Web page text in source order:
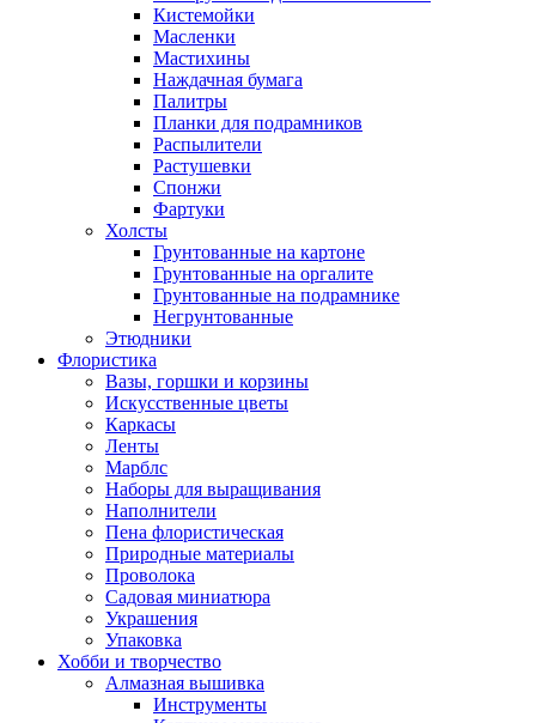
Кистемойки
Масленки
Мастихины
Наждачная бумага
Палитры
Планки для подрамников
Распылители
Растушевки
Спонжи
Фартуки
Холсты
Грунтованные на картоне
Грунтованные на оргалите
Грунтованные на подрамнике
Негрунтованные
Этюдники
Флористика
Вазы, горшки и корзины
Искусственные цветы
Каркасы
Ленты
Марблс
Наборы для выращивания
Наполнители
Пена флористическая
Природные материалы
Проволока
Садовая миниатюра
Украшения
Упаковка
Хобби и творчество
Алмазная вышивка
Инструменты